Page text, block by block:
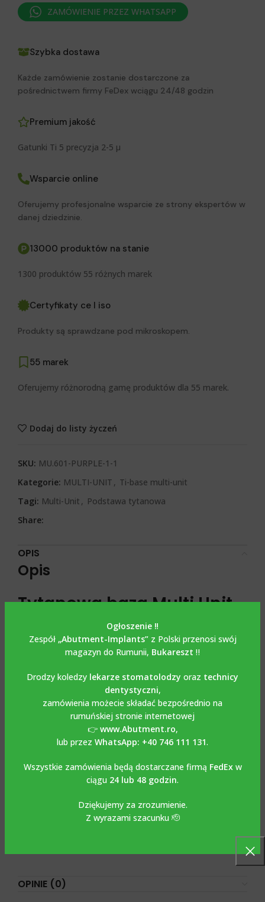
Ogłoszenie ‼️
Zespół „Abutment-Implants”z Polski przenosi swój
magazyn do Rumunii, Bukareszt ‼️
Drodzy koledzy lekarze stomatolodzy oraz technicy
dentystyczni,
zamówienia możecie składać bezpośrednio na
rumuńskiej stronie internetowej
👉 www.Abutment.ro,
lub przez WhatsApp: +40 746 111 131.
Wszystkie zamówienia będą dostarczane firmą FedExw
ciągu 24 lub 48 godzin.
Dziękujemy za zrozumienie.
Z wyrazami szacunku 🫡
ZAMÓWIENIE PRZEZ WHATSAPP
Szybka dostawa
Każde zamówienie zostanie dostarczone za
pośrednictwem firmy FeDex wciągu 24/48 godzin
Premium jakość
Gatunki Ti 5 precyzja 2-5 μ
Wsparcie online
Oferujemy profesjonalne wsparcie ze strony ekspertów w
danej dziedzinie.
13000 produktów na stanie
1300 produktów 55 różnych marek
Certyfikaty ce I iso
Produkty są sprawdzane pod mikroskopem.
55 marek
Oferujemy różnorodną gamę produktów dla 55 marek.
Dodaj do listy życzeń
SKU: MU.601-PURPLE-1-1
Kategorie: MULTI-UNIT , Ti-base multi-unit
Tagi: Multi-Unit , Podstawa tytanowa
Share:
OPIS
Opis
Tytanowa baza Multi Unit
ze śrubą / Ti Base Multi
Unit kompatybilna z
MEGAGEN ANYRIDGE
Tytanowa baza Multi Unit ze śrubą / Ti Base Multi Unit
kompatybilna z MEGAGEN ANYRIDGE wykonany jest z
tytanu Grade 5-6AL4V. Śruba jest dołączona do zestawu.
Zalecany moment obrotowy 15 Ncm. Szczególnie polecany
bibliotek Exocad, Dental Wings, 3 Shape, które można
bezpłatnie pobrać ze strony.www.abutment.ro
cyrkonia.Na tych tytanowych podstawach cementuje się
konstrukcję, którą może być cyrkonia lub inne stopy, a
OPINIE (0)